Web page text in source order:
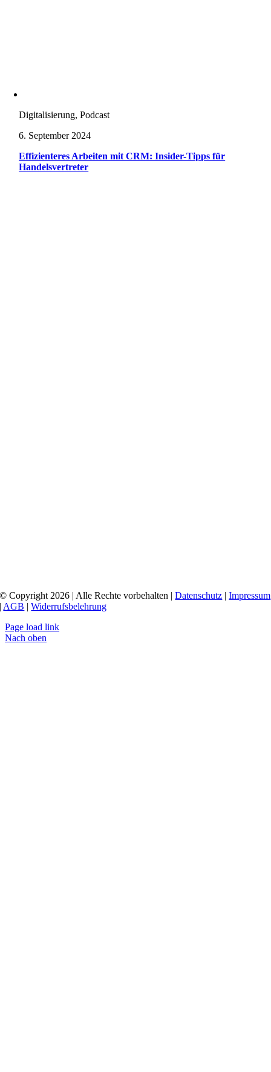
Digitalisierung, Podcast
6. September 2024
Effizienteres Arbeiten mit CRM: Insider-Tipps für
Handelsvertreter
© Copyright 2026 | Alle Rechte vorbehalten |Datenschutz |Impressum
| AGB |Widerrufsbelehrung
Page load link
Nach oben